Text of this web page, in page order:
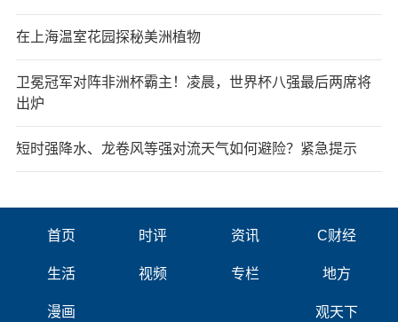
在上海温室花园探秘美洲植物
卫冕冠军对阵非洲杯霸主！凌晨，世界杯八强最后两席将
出炉
短时强降水、龙卷风等强对流天气如何避险？紧急提示
首页 时评 资讯 C财经
生活 视频 专栏 地方
漫画 观天下